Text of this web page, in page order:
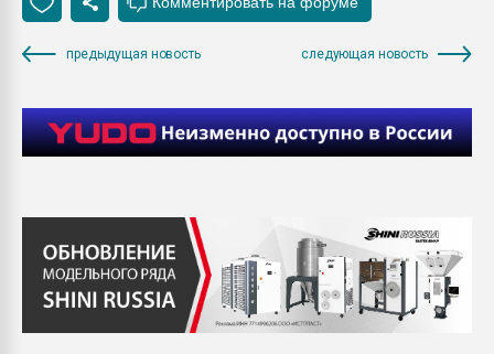
предыдущая новость следующая новость